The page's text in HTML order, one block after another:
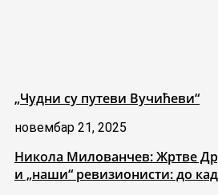
„Чудни су путеви Вучићеви“
новембар 21, 2025
Никола Милованчев: Жртве
и „наши“ ревизионисти: до